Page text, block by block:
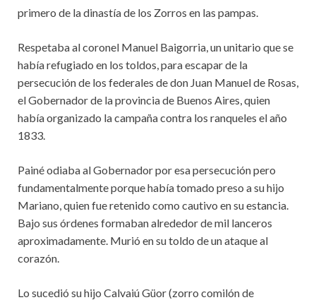
primero de la dinastía de los Zorros en las pampas.
Respetaba al coronel Manuel Baigorria, un unitario que se
había refugiado en los toldos, para escapar de la
persecución de los federales de don Juan Manuel de Rosas,
el Gobernador de la provincia de Buenos Aires, quien
había organizado la campaña contra los ranqueles el año
1833.
Painé odiaba al Gobernador por esa persecución pero
fundamentalmente porque había tomado preso a su hijo
Mariano, quien fue retenido como cautivo en su estancia.
Bajo sus órdenes formaban alrededor de mil lanceros
aproximadamente. Murió en su toldo de un ataque al
corazón.
Lo sucedió su hijo Calvaiú Güor (zorro comilón de